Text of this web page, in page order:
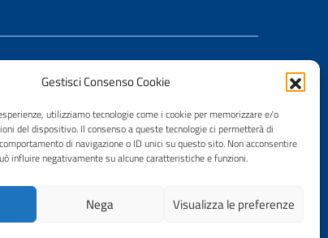
Gestisci Consenso Cookie
utilizziamo tecnologie come i cookie per memorizzare e/o
del dispositivo. Il consenso a queste tecnologie ci permetterà di
di navigazione o ID unici su questo sito. Non acconsentire
influire negativamente su alcune caratteristiche e funzioni.
Nega Visualizza le preferenze